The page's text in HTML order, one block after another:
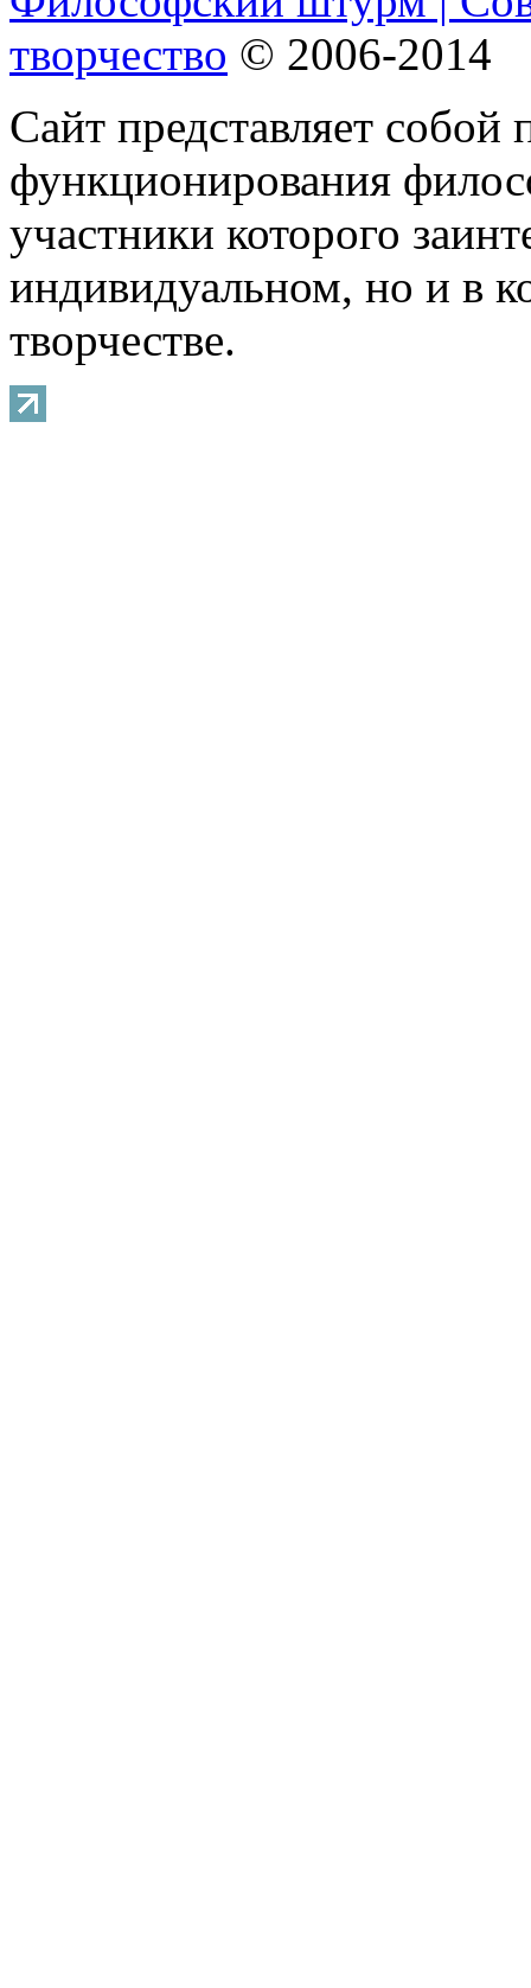
творчество © 2006-2014
Сайт представляет собой
функционирования
участники которого
индивидуальном, но и в
творчестве.